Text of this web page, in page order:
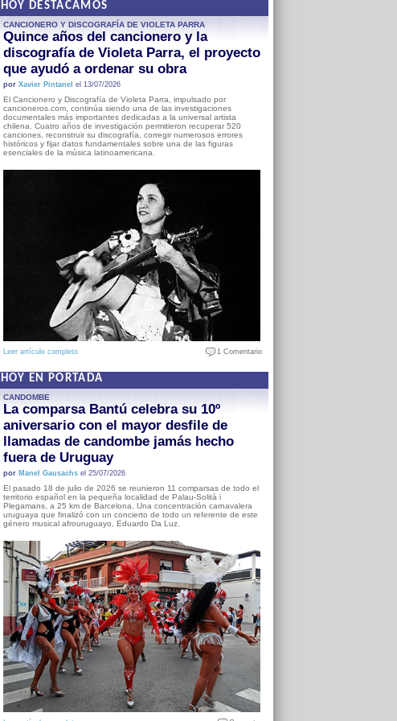
HOY DESTACAMOS
CANCIONERO Y DISCOGRAFÍA DE VIOLETA PARRA
Quince años del cancionero y la
discografía de Violeta Parra, el proyecto
que ayudó a ordenar su obra
por Xavier Pintanel el 13/07/2026
El Cancionero y Discografía de Violeta Parra, impulsado por
cancioneros.com, continúa siendo una de las investigaciones
documentales más importantes dedicadas a la universal artista
chilena. Cuatro años de investigación permitieron recuperar 520
canciones, reconstruir su discografía, corregir numerosos errores
históricos y fijar datos fundamentales sobre una de las figuras
esenciales de la música latinoamericana.
Leer artículo completo 1 Comentario
HOY EN PORTADA
CANDOMBE
La comparsa Bantú celebra su 10º
aniversario con el mayor desfile de
llamadas de candombe jamás hecho
fuera de Uruguay
por Manel Gausachsel 25/07/2026
El pasado 18 de julio de 2026 se reunieron 11 comparsas de todo el
territorio español en la pequeña localidad de Palau-Solità i
Plegamans, a 25 km de Barcelona. Una concentración carnavalera
uruguaya que finalizó con un concierto de todo un referente de este
género musical afrouruguayo, Eduardo Da Luz.